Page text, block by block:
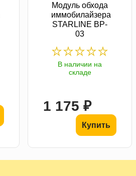
Модуль обхода
иммобилайзера
STARLINE BP-
03
В наличии на
складе
1 175 ₽
Купить